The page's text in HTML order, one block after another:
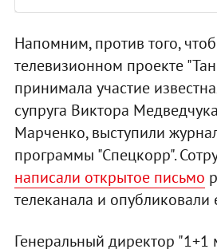
Напомним, против того,
телевизионном проекте
принимала участие
супруга Виктора
Марченко, выступили
программы "Спецкорр".
написали открытое письмо
телеканала и опубликовали
Генеральный директор "1+1